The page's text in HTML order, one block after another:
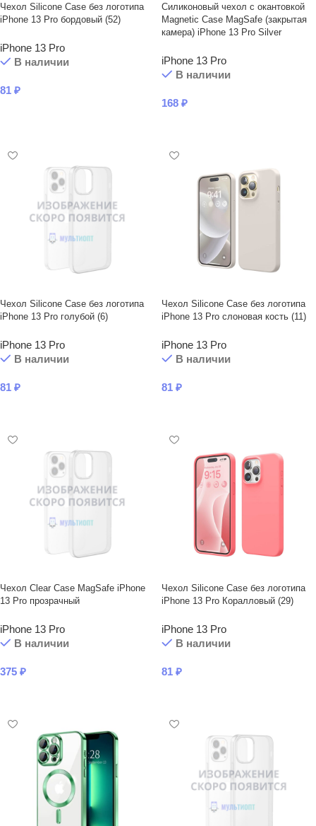
Чехол Silicone Case без логотипа
iPhone 13 Pro бордовый (52)
iPhone 13 Pro
В наличии
81 ₽
Силиконовый чехол с окантовкой
Magnetic Case MagSafe (закрытая
камера) iPhone 13 Pro Silver
iPhone 13 Pro
В наличии
168 ₽
Чехол Silicone Case без логотипа
iPhone 13 Pro голубой (6)
iPhone 13 Pro
В наличии
81 ₽
Чехол Silicone Case без логотипа
iPhone 13 Pro слоновая кость (11)
iPhone 13 Pro
В наличии
81 ₽
Чехол Clear Case MagSafe iPhone
13 Pro прозрачный
iPhone 13 Pro
В наличии
375 ₽
Чехол Silicone Case без логотипа
iPhone 13 Pro Коралловый (29)
iPhone 13 Pro
В наличии
81 ₽